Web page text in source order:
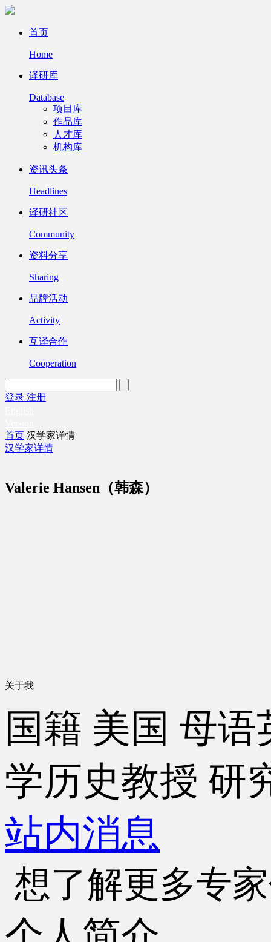
首页
Home
译研库
Database
项目库
作品库
人才库
机构库
资讯头条
Headlines
译研社区
Community
资料分享
Sharing
品牌活动
Activity
互译合作
Cooperation
登录 注册
首页 汉学家详情
汉学家详情
Valerie Hansen（韩森）
关于我
国籍 美国 母语
学历史教授 研
站内消息
想了解更多专